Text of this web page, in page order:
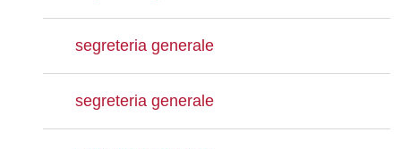
segreteria generale
segreteria generale